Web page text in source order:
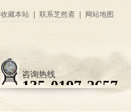
收藏本站 联系芝然斋 网站地图
咨询热线
135-0197-2657